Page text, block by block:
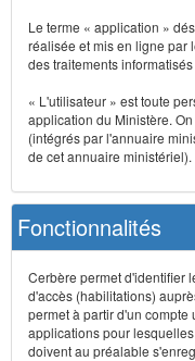
Le terme « application »
réalisée et mis en ligne par
des traitements
« L'utilisateur » est toute
application du Ministère.
(intégrés par l'annuaire
de cet annuaire ministériel).
Fonctionnalités
Cerbère permet d'identifier
d'accès (habilitations)
permet à partir d'un
applications pour
doivent au préalable